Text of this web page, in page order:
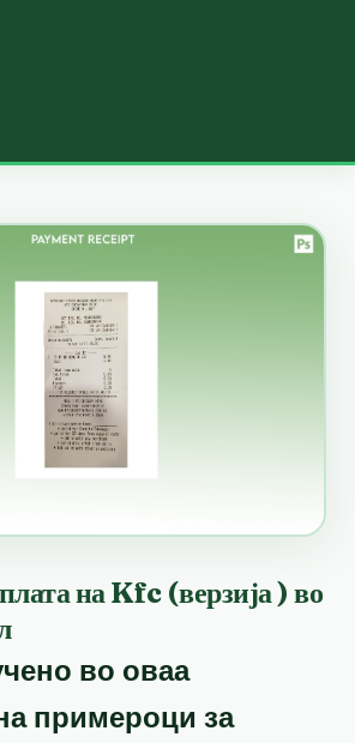
на Kfc (верзија ) во
во оваа
примероци за